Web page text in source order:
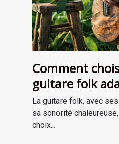
Comment
guitare folk
besoins
La guitare folk, avec
sa sonorité
choix...